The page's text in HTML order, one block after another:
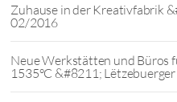
Zuhause in der Kreativfabrik
02/2016
Neue Werkstätten und Büros
1535°C &#8211;